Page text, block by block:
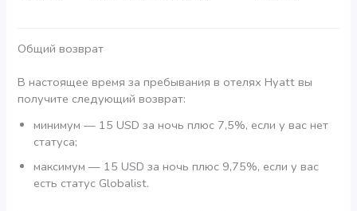
Общий возврат
В настоящее время за пребывания в отелях Hyatt вы
получите следующий возврат:
минимум — 15 USD за ночь плюс 7,5%, если у вас нет
статуса;
максимум — 15 USD за ночь плюс 9,75%, если у вас
есть статус Globalist.